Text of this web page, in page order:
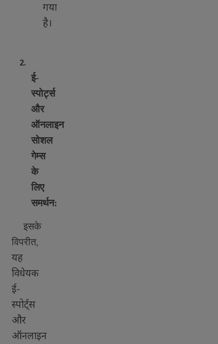
गया
है।
2.
ई-
स्पोर्ट्स
और
ऑनलाइन
सोशल
गेम्स
के
लिए
समर्थन:
इसके
विपरीत,
यह
विधेयक
ई-
स्पोर्ट्स
और
ऑनलाइन